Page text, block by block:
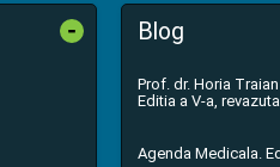
- Blog
Prof. dr. Horia
Editia a V-a,
Agenda Medicala.